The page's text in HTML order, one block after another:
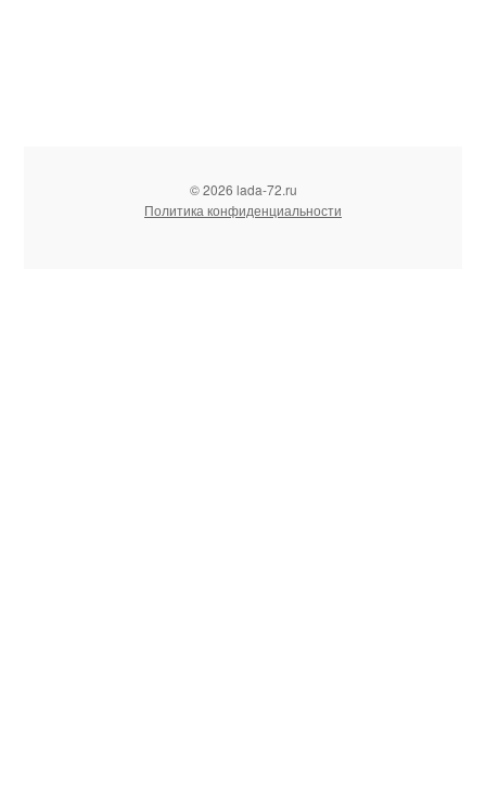
© 2026 lada-72.ru
Политика конфиденциальности